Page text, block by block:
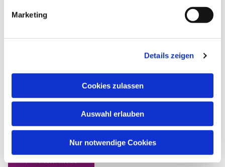
Marketing
Details zeigen
Cookies zulassen
Auswahl erlauben
Nur notwendige Cookies
Heiraten
Stellen Sie ihre Ehe unter Gottes Segen. Wir feiern gerne
Mehr Infos